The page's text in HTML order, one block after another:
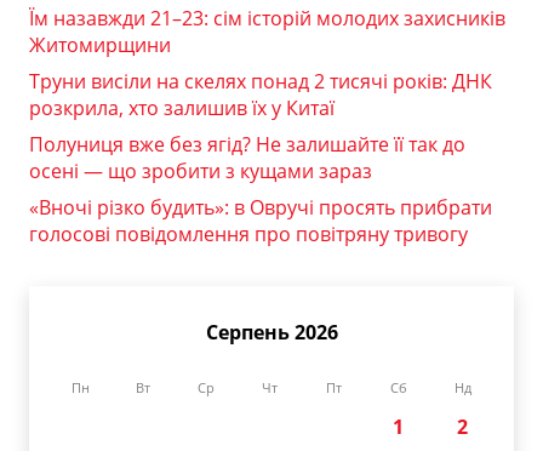
Їм назавжди 21–23: сім історій молодих захисників
Житомирщини
Труни висіли на скелях понад 2 тисячі років: ДНК
розкрила, хто залишив їх у Китаї
Полуниця вже без ягід? Не залишайте її так до
осені — що зробити з кущами зараз
«Вночі різко будить»: в Овручі просять прибрати
голосові повідомлення про повітряну тривогу
Серпень 2026
Пн Вт Ср Чт Пт Сб Нд
1
2